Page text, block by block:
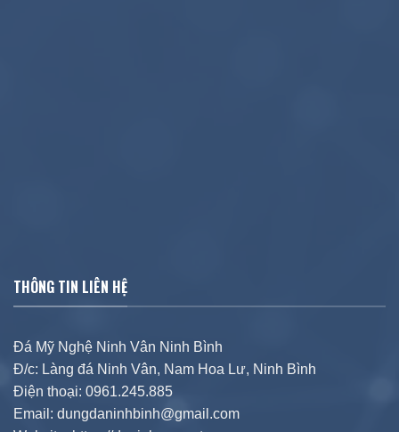
THÔNG TIN LIÊN HỆ
Đá Mỹ Nghệ Ninh Vân Ninh Bình
Đ/c: Làng đá Ninh Vân, Nam Hoa Lư, Ninh Bình
Điện thoại: 0961.245.885
Email: dungdaninhbinh@gmail.com